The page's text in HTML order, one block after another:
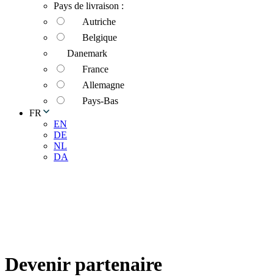
Pays de livraison :
Autriche
Belgique
Danemark
France
Allemagne
Pays-Bas
FR
EN
DE
NL
DA
Devenir partenaire